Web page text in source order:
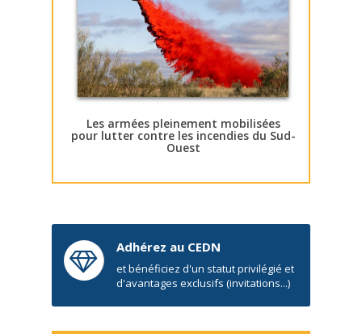
Les armées pleinement mobilisées
pour lutter contre les incendies du Sud-
Ouest
Adhérez au CEDN
et bénéficiez d'un statut privilégié et
d'avantages exclusifs (invitations...)